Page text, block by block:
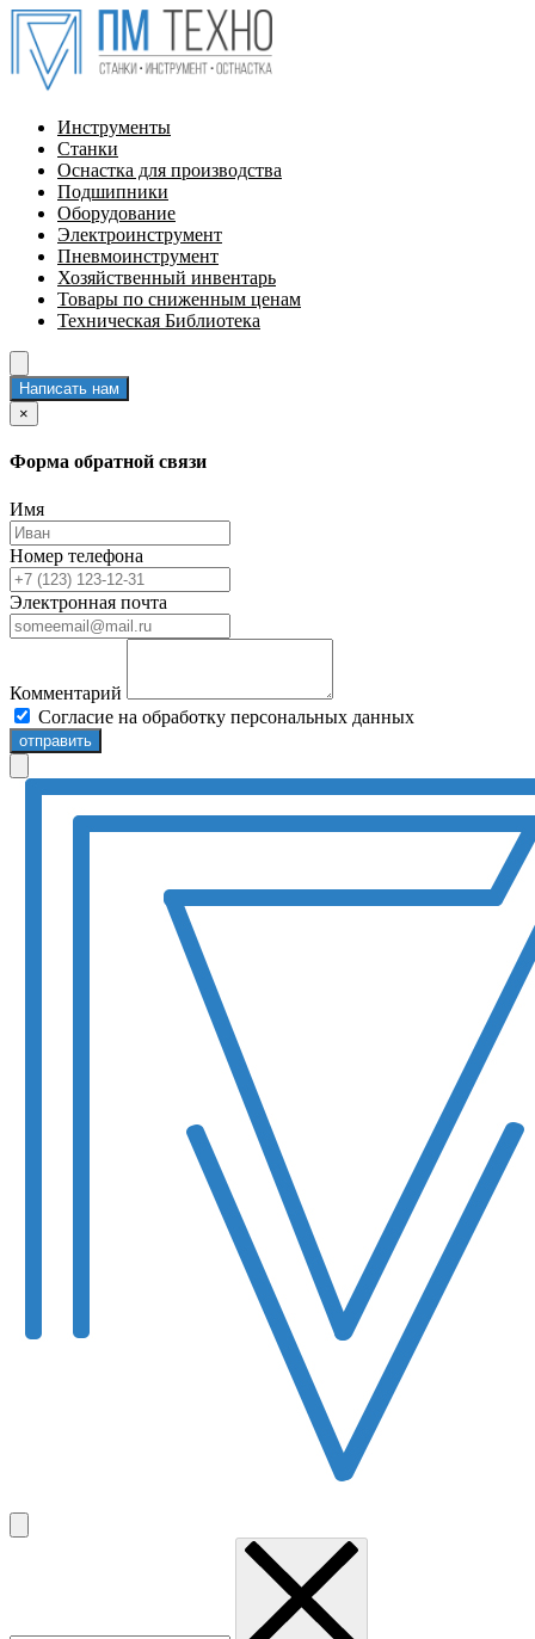
Инструменты
Станки
Оснастка для производства
Подшипники
Оборудование
Электроинструмент
Пневмоинструмент
Хозяйственный инвентарь
Товары по сниженным ценам
Техническая Библиотека
Написать нам
×
Форма обратной связи
Имя
Номер телефона
Электронная почта
Комментарий
Согласие на обработку персональных данных
отправить